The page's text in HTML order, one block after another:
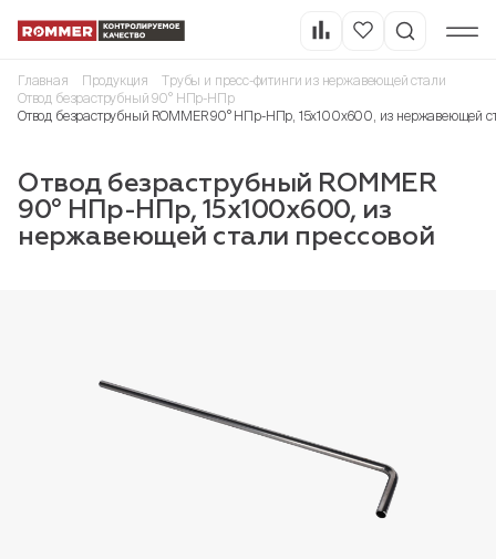
Главная Продукция
Трубы и пресс-фитинги из нержавеющей стали
Отвод безраструбный 90° НПр-НПр
Отвод безраструбный ROMMER 90° НПр-НПр, 15х100х600, из нержавеющей
Отвод безраструбный ROMMER
90° НПр-НПр, 15х100х600, из
нержавеющей стали прессовой